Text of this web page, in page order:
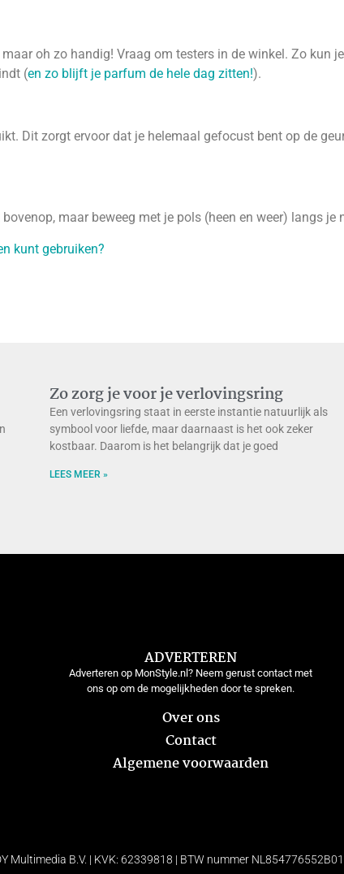
oh zo handig! Vraag om testers in de winkel. Zo kun
(en zo blijft je parfum de hele dag zitten!).
Dit zorgt ervoor dat je helemaal gefocust bent op de
maar beweeg met je pols (heen en weer) langs
kunt gebruiken?
Zo zorg je voor je verlovingsring
Een verlovingsring staat in eerste instantie natuurlijk als
symbool voor liefde, maar daarnaast is het ook zeker
kostbaar. Daarom is het belangrijk dat je goed
LEES MEER »
ADVERTEREN
Adverteren op MonStyle.nl? Neem gerust contact met
ons op om de mogelijkheden door te spreken.
Over ons
Contact
Algemene voorwaarden
Multimedia B.V. | KVK: 62339818 | BTW nummer